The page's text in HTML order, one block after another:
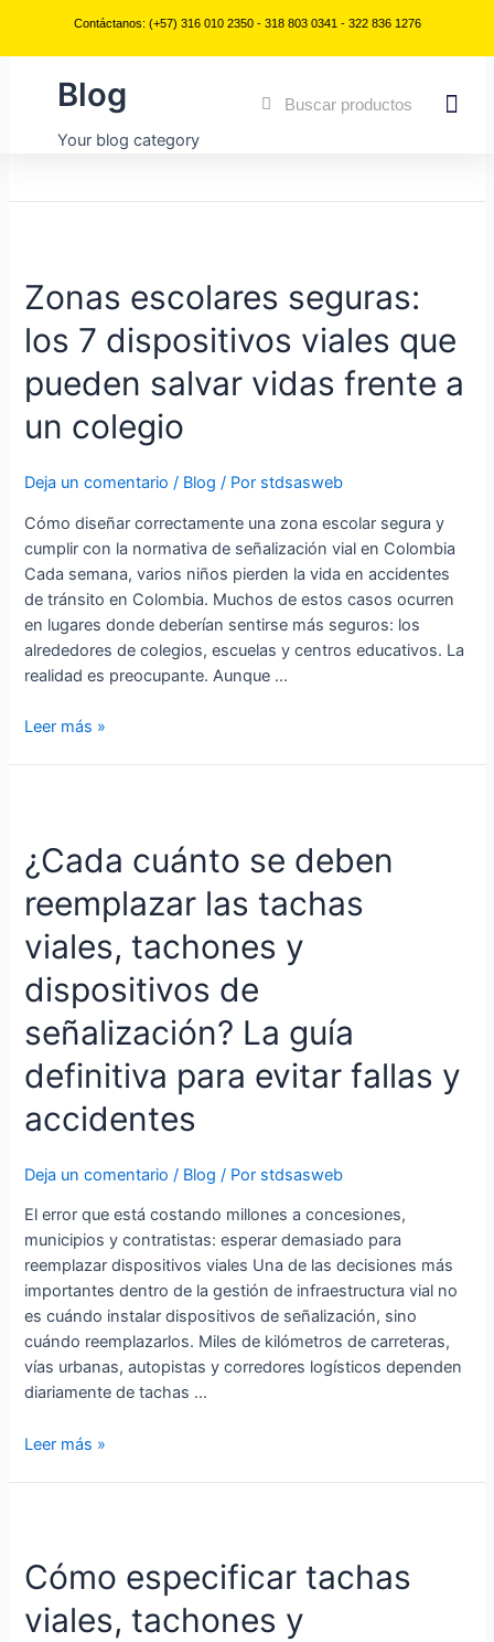
contenido
Contáctanos: (+57) 316 010 2350 - 318 803 0341 - 322 836 1276
Buscar
Buscar
Blog
Your blog category
Zonas escolares seguras:
los 7 dispositivos viales que
pueden salvar vidas frente a
un colegio
Deja un comentario / Blog / Por stdsasweb
Cómo diseñar correctamente una zona escolar segura y
cumplir con la normativa de señalización vial en Colombia
Cada semana, varios niños pierden la vida en accidentes
de tránsito en Colombia. Muchos de estos casos ocurren
en lugares donde deberían sentirse más seguros: los
alrededores de colegios, escuelas y centros educativos. La
realidad es preocupante. Aunque …
seguras:
los
viales
que
pueden
vidas
frente
a
un
colegio
Leer más »
¿Cada cuánto se deben
reemplazar las tachas
viales, tachones y
dispositivos de
señalización? La guía
definitiva para evitar fallas y
accidentes
Deja un comentario / Blog / Por stdsasweb
El error que está costando millones a concesiones,
municipios y contratistas: esperar demasiado para
reemplazar dispositivos viales Una de las decisiones más
importantes dentro de la gestión de infraestructura vial no
es cuándo instalar dispositivos de señalización, sino
cuándo reemplazarlos. Miles de kilómetros de carreteras,
vías urbanas, autopistas y corredores logísticos dependen
diariamente de tachas …
se
deben
reemplazar
tachas
viales,
tachones
y
de
señalización?
La
definitiva
para
evitar
fallas
y
accidentes
Leer más »
Cómo especificar tachas
viales, tachones y
tachas
viales,
tachones
entradas